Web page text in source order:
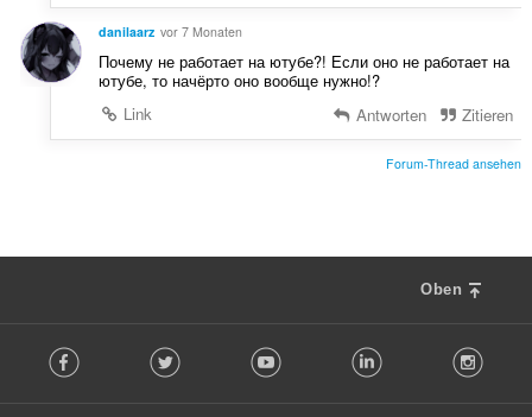
danilaarz vor 7 Monaten
Почему не работает на ютубе?! Если оно не работает на
ютубе, то начёрто оно вообще нужно!?
Link
Antworten Zitieren
Forum-Thread ansehen
Oben
o Facebook Twitter Youtube LinkedIn